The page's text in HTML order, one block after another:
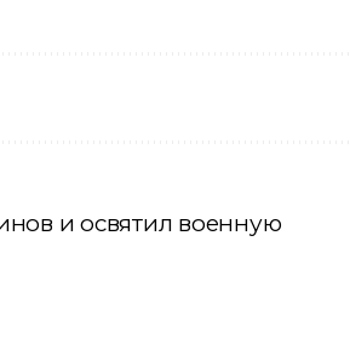
и освятил военную